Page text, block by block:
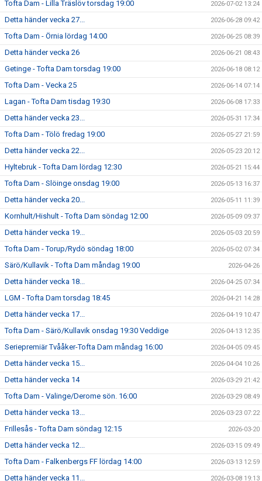
Tofta Dam - Lilla Träslöv torsdag 19:00 2026-07-02 13:24
Detta händer vecka 27... 2026-06-28 09:42
Tofta Dam - Örnia lördag 14:00 2026-06-25 08:39
Detta händer vecka 26 2026-06-21 08:43
Getinge - Tofta Dam torsdag 19:00 2026-06-18 08:12
Tofta Dam - Vecka 25 2026-06-14 07:14
Lagan - Tofta Dam tisdag 19:30 2026-06-08 17:33
Detta händer vecka 23... 2026-05-31 17:34
Tofta Dam - Tölö fredag 19:00 2026-05-27 21:59
Detta händer vecka 22... 2026-05-23 20:12
Hyltebruk - Tofta Dam lördag 12:30 2026-05-21 15:44
Tofta Dam - Slöinge onsdag 19:00 2026-05-13 16:37
Detta händer vecka 20... 2026-05-11 11:39
Kornhult/Hishult - Tofta Dam söndag 12:00 2026-05-09 09:37
Detta händer vecka 19... 2026-05-03 20:59
Tofta Dam - Torup/Rydö söndag 18:00 2026-05-02 07:34
Särö/Kullavik - Tofta Dam måndag 19:00 2026-04-26
Detta händer vecka 18... 2026-04-25 07:34
LGM - Tofta Dam torsdag 18:45 2026-04-21 14:28
Detta händer vecka 17... 2026-04-19 10:47
Tofta Dam - Särö/Kullavik onsdag 19:30 Veddige 2026-04-13 12:35
Seriepremiär Tvååker-Tofta Dam måndag 16:00 2026-04-05 09:45
Detta händer vecka 15... 2026-04-04 10:26
Detta händer vecka 14 2026-03-29 21:42
Tofta Dam - Valinge/Derome sön. 16:00 2026-03-29 08:49
Detta händer vecka 13... 2026-03-23 07:22
Frillesås - Tofta Dam söndag 12:15 2026-03-20
Detta händer vecka 12... 2026-03-15 09:49
Tofta Dam - Falkenbergs FF lördag 14:00 2026-03-13 12:59
Detta händer vecka 11... 2026-03-08 19:13